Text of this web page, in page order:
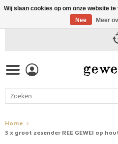
Home
3 x groot zesender REE GEWEI op
Wij slaan cookies op om onze website
Nee
Meer